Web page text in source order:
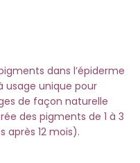
dans l’épiderme
usage unique pour
de façon naturelle
des pigments de 1 à 3
après 12 mois).